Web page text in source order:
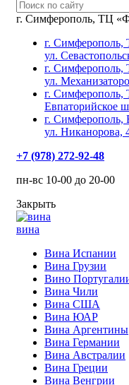
г. Симферополь, ТЦ
г.
ул.
г.
ул.
г.
Евпаторийское
г. Симферополь,
ул. Никанорова,
+7 (978) 272-92-48
пн-вс 10-00 до 20-00
Закрыть
вина
Вина Испании
Вина Грузии
Вино
Вина Чили
Вина США
Вина ЮАР
Вина Аргентины
Вина Германии
Вина Австралии
Вина Греции
Вина Венгрии